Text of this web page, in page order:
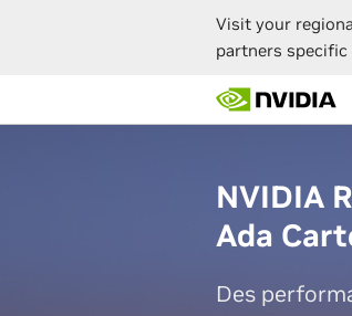
Visit your
partners
main
NVIDIA
Ada
Des